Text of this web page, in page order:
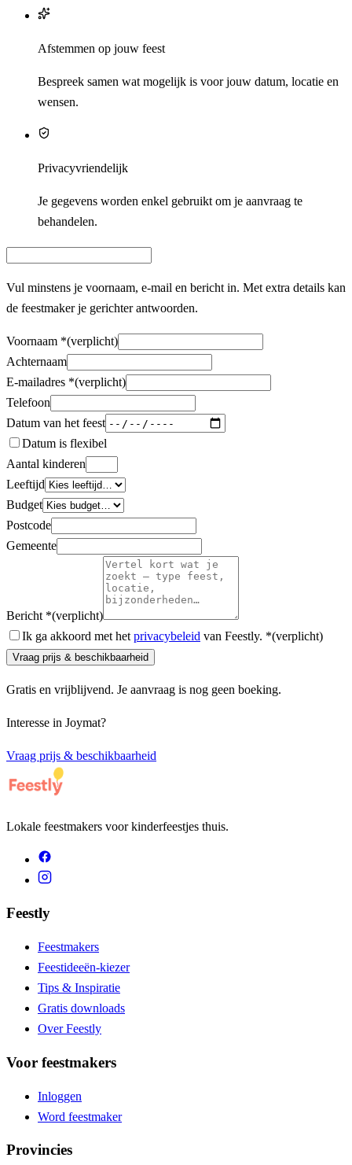
Afstemmen op jouw feest
Bespreek samen wat mogelijk is voor jouw datum, locatie en
wensen.
Privacyvriendelijk
Je gegevens worden enkel gebruikt om je aanvraag te
behandelen.
Vul minstens je voornaam, e‑mail en bericht in. Met extra details kan
de feestmaker je gerichter antwoorden.
Voornaam *(verplicht)
Achternaam
E-mailadres *(verplicht)
Telefoon
Datum van het feest
Datum is flexibel
Aantal kinderen
Leeftijd
Budget
Postcode
Gemeente
Bericht *(verplicht)
Ik ga akkoord met het privacybeleid van Feestly. *(verplicht)
Vraag prijs & beschikbaarheid
Gratis en vrijblijvend. Je aanvraag is nog geen boeking.
Interesse in Joymat?
Vraag prijs & beschikbaarheid
Lokale feestmakers voor kinderfeestjes thuis.
Feestly
Feestmakers
Feestideeën-kiezer
Tips & Inspiratie
Gratis downloads
Over Feestly
Voor feestmakers
Inloggen
Word feestmaker
Provincies